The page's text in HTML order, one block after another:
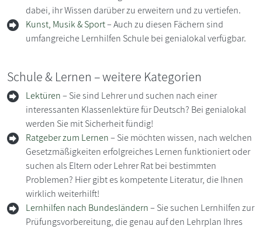
dabei, ihr Wissen darüber zu erweitern und zu vertiefen.
Kunst, Musik & Sport– Auch zu diesen Fächern sind
umfangreiche Lernhilfen Schule bei genialokal verfügbar.
Schule & Lernen – weitere Kategorien
Lektüren– Sie sind Lehrer und suchen nach einer
interessanten Klassenlektüre für Deutsch? Bei genialokal
werden Sie mit Sicherheit fündig!
Ratgeber zum Lernen– Sie möchten wissen, nach welchen
Gesetzmäßigkeiten erfolgreiches Lernen funktioniert oder
suchen als Eltern oder Lehrer Rat bei bestimmten
Problemen? Hier gibt es kompetente Literatur, die Ihnen
wirklich weiterhilft!
Lernhilfen nach Bundesländern– Sie suchen Lernhilfen zur
Prüfungsvorbereitung, die genau auf den Lehrplan Ihres